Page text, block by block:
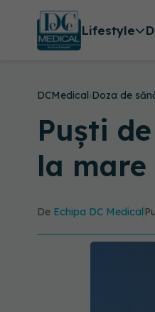
Lifestyle
DCMedical›Doza de
Puști
la
De Echipa DC Medical